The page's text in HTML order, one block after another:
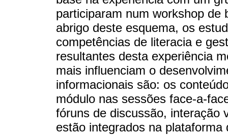
participaram num workshop de
abrigo deste esquema, os
competências de literacia e
resultantes desta experiência
mais influenciam o
informacionais são: os
módulo nas sessões face-a-
fóruns de discussão, interação
estão integrados na